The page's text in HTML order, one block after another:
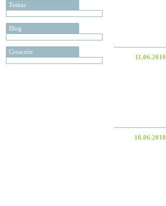
Temas
Blog
Creación
11.06.2010
10.06.2010